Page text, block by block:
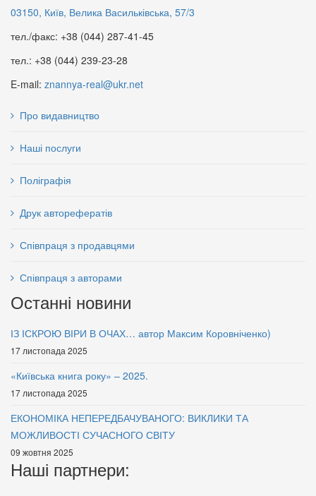
03150, Київ, Велика Васильківська, 57/3
тел./факс: +38 (044) 287-41-45
тел.: +38 (044) 239-23-28
E-mail: znannya-real@ukr.net
Про видавництво
Наші послуги
Поліграфія
Друк авторефератів
Співпраця з продавцями
Співпраця з авторами
Останні новини
ІЗ ІСКРОЮ ВІРИ В ОЧАХ… автор Максим Коровніченко)
17 листопада 2025
«Київська книга року» – 2025.
17 листопада 2025
ЕКОНОМІКА НЕПЕРЕДБАЧУВАНОГО: ВИКЛИКИ ТА
МОЖЛИВОСТІ СУЧАСНОГО СВІТУ
09 жовтня 2025
Наші партнери: